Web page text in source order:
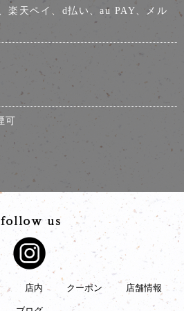
楽天ペイ、d払い、au PAY、メル
可
店内 クーポン 店舗情報